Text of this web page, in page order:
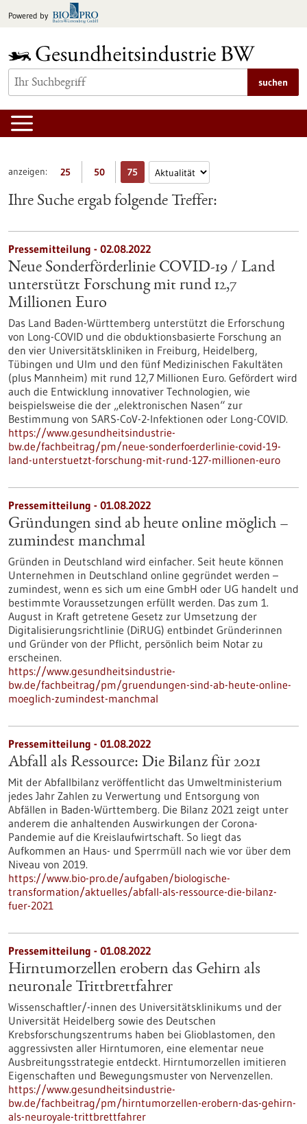
Inhalt
Powered by
suchen
anzeigen: 25 50 75
Ihre Suche ergab folgende Treffer:
Pressemitteilung - 02.08.2022
Neue Sonderförderlinie COVID-19 / Land
unterstützt Forschung mit rund 12,7
Millionen Euro
Das Land Baden-Württemberg unterstützt die Erforschung
von Long-COVID und die obduktionsbasierte Forschung an
den vier Universitätskliniken in Freiburg, Heidelberg,
Tübingen und Ulm und den fünf Medizinischen Fakultäten
(plus Mannheim) mit rund 12,7 Millionen Euro. Gefördert wird
auch die Entwicklung innovativer Technologien, wie
beispielsweise die der „elektronischen Nasen“ zur
Bestimmung von SARS-CoV-2-Infektionen oder Long-COVID.
https://www.gesundheitsindustrie-
bw.de/fachbeitrag/pm/neue-sonderfoerderlinie-covid-19-
land-unterstuetzt-forschung-mit-rund-127-millionen-euro
Pressemitteilung - 01.08.2022
Gründungen sind ab heute online möglich –
zumindest manchmal
Gründen in Deutschland wird einfacher. Seit heute können
Unternehmen in Deutschland online gegründet werden –
zumindest, wenn es sich um eine GmbH oder UG handelt und
bestimmte Voraussetzungen erfüllt werden. Das zum 1.
August in Kraft getretene Gesetz zur Umsetzung der
Digitalisierungsrichtlinie (DiRUG) entbindet Gründerinnen
und Gründer von der Pflicht, persönlich beim Notar zu
erscheinen.
https://www.gesundheitsindustrie-
bw.de/fachbeitrag/pm/gruendungen-sind-ab-heute-online-
moeglich-zumindest-manchmal
Pressemitteilung - 01.08.2022
Abfall als Ressource: Die Bilanz für 2021
Mit der Abfallbilanz veröffentlicht das Umweltministerium
jedes Jahr Zahlen zu Verwertung und Entsorgung von
Abfällen in Baden-Württemberg. Die Bilanz 2021 zeigt unter
anderem die anhaltenden Auswirkungen der Corona-
Pandemie auf die Kreislaufwirtschaft. So liegt das
Aufkommen an Haus- und Sperrmüll nach wie vor über dem
Niveau von 2019.
https://www.bio-pro.de/aufgaben/biologische-
transformation/aktuelles/abfall-als-ressource-die-bilanz-
fuer-2021
Pressemitteilung - 01.08.2022
Hirntumorzellen erobern das Gehirn als
neuronale Trittbrettfahrer
Wissenschaftler/-innen des Universitätsklinikums und der
Universität Heidelberg sowie des Deutschen
Krebsforschungszentrums haben bei Glioblastomen, den
aggressivsten aller Hirntumoren, eine elementar neue
Ausbreitungsstrategie entdeckt. Hirntumorzellen imitieren
Eigenschaften und Bewegungsmuster von Nervenzellen.
https://www.gesundheitsindustrie-
bw.de/fachbeitrag/pm/hirntumorzellen-erobern-das-gehirn-
als-neuroyale-trittbrettfahrer